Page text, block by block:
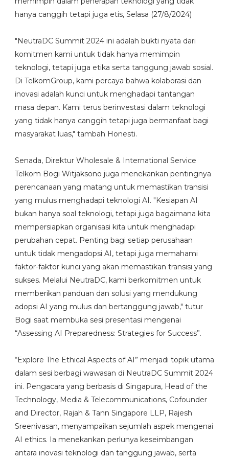
hanya canggih tetapi juga etis, Selasa (27/8/2024)
"NeutraDC Summit 2024 ini adalah bukti nyata dari
komitmen kami untuk tidak hanya memimpin
teknologi, tetapi juga etika serta tanggung jawab sosial.
Di TelkomGroup, kami percaya bahwa kolaborasi dan
inovasi adalah kunci untuk menghadapi tantangan
masa depan. Kami terus berinvestasi dalam teknologi
yang tidak hanya canggih tetapi juga bermanfaat bagi
masyarakat luas," tambah Honesti.
Senada, Direktur Wholesale & International Service
Telkom Bogi Witjaksono juga menekankan pentingnya
perencanaan yang matang untuk memastikan transisi
yang mulus menghadapi teknologi AI. "Kesiapan AI
bukan hanya soal teknologi, tetapi juga bagaimana kita
mempersiapkan organisasi kita untuk menghadapi
perubahan cepat. Penting bagi setiap perusahaan
untuk tidak mengadopsi AI, tetapi juga memahami
faktor-faktor kunci yang akan memastikan transisi yang
sukses. Melalui NeutraDC, kami berkomitmen untuk
memberikan panduan dan solusi yang mendukung
adopsi AI yang mulus dan bertanggung jawab," tutur
Bogi saat membuka sesi presentasi mengenai
“Assessing AI Preparedness: Strategies for Success”.
“Explore The Ethical Aspects of AI” menjadi topik utama
dalam sesi berbagi wawasan di NeutraDC Summit 2024
ini. Pengacara yang berbasis di Singapura, Head of the
Technology, Media & Telecommunications, Cofounder
and Director, Rajah & Tann Singapore LLP, Rajesh
Sreenivasan, menyampaikan sejumlah aspek mengenai
AI ethics. Ia menekankan perlunya keseimbangan
antara inovasi teknologi dan tanggung jawab, serta